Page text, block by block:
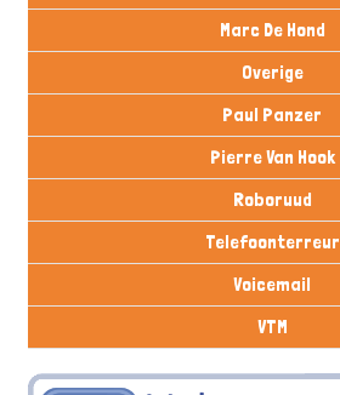
Marc De Hond
Overige
Paul Panzer
Pierre Van Hook
Roboruud
Telefoonterreur
Voicemail
VTM